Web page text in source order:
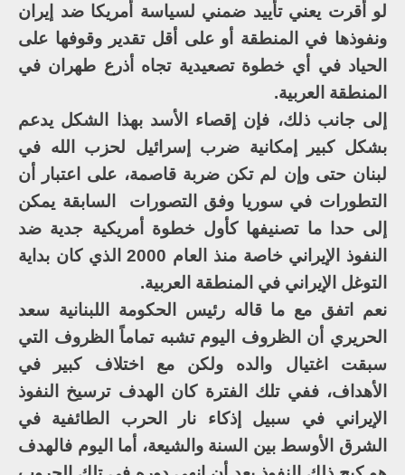
لو أقرت يعني تأييد ضمني لسياسة أمريكا ضد إيران
ونفوذها في المنطقة أو على أقل تقدير وقوفها على
الحياد في أي خطوة تصعيدية تجاه أذرع طهران في
المنطقة العربية.
إلى جانب ذلك، فإن إقصاء الأسد بهذا الشكل يدعم
بشكل كبير إمكانية ضرب إسرائيل لحزب الله في
لبنان حتى وإن لم تكن ضربة قاصمة، على اعتبار أن
التطورات في سوريا وفق التصورات السابقة يمكن
إلى حدا ما تصنيفها كأول خطوة أمريكية جدية ضد
النفوذ الإيراني خاصة منذ العام 2000 الذي كان بداية
التوغل الإيراني في المنطقة العربية.
نعم اتفق مع ما قاله رئيس الحكومة اللبنانية سعد
الحريري أن الظروف اليوم تشبه تماماً الظروف التي
سبقت اغتيال والده ولكن مع اختلاف كبير في
الأهداف، ففي تلك الفترة كان الهدف ترسيخ النفوذ
الإيراني في سبيل إذكاء نار الحرب الطائفية في
الشرق الأوسط بين السنة والشيعة، أما اليوم فالهدف